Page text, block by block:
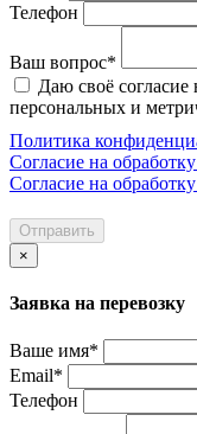
Телефон
Ваш вопрос*
Даю своё
персональных и
Политика
Согласие на
Согласие на
Отправить
×
Заявка на перевозку
Ваше имя*
Email*
Телефон